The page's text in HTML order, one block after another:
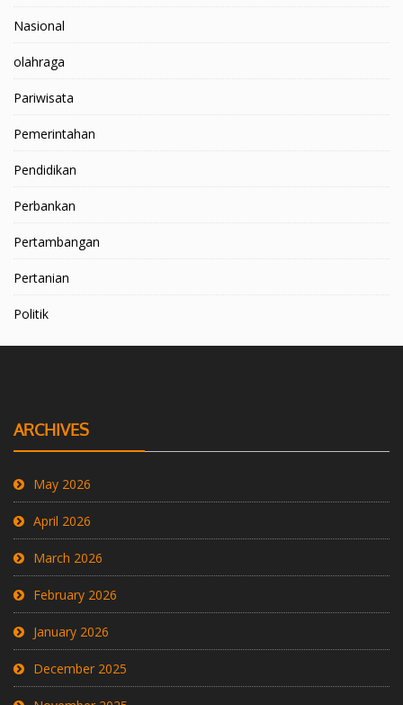
Nasional
olahraga
Pariwisata
Pemerintahan
Pendidikan
Perbankan
Pertambangan
Pertanian
Politik
ARCHIVES
May 2026
April 2026
March 2026
February 2026
January 2026
December 2025